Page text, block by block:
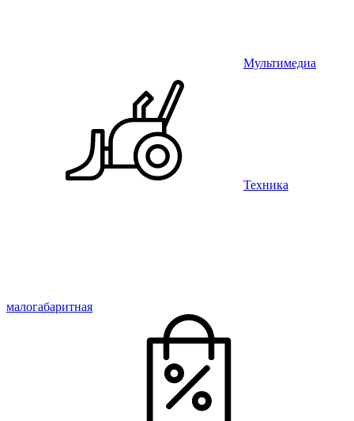
Мультимедиа
Техника
малогабаритная